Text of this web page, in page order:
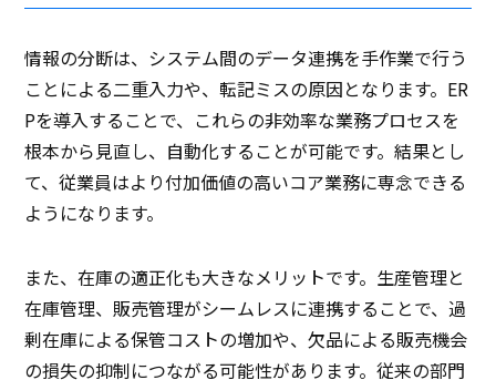
情報の分断は、システム間のデータ連携を手作業で行う
ことによる二重入力や、転記ミスの原因となります。ER
Pを導入することで、これらの非効率な業務プロセスを
根本から見直し、自動化することが可能です。結果とし
て、従業員はより付加価値の高いコア業務に専念できる
ようになります。
また、在庫の適正化も大きなメリットです。生産管理と
在庫管理、販売管理がシームレスに連携することで、過
剰在庫による保管コストの増加や、欠品による販売機会
の損失の抑制につながる可能性があります。従来の部門